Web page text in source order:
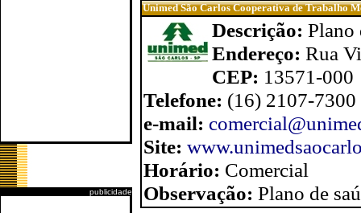
publicidade
Unimed São Carlos Cooperativa de Trabalho
Descrição: Plano
Endereço: Rua
CEP: 13571-000
Telefone: (16) 2107-7300
e-mail:
Site:
Horário: Comercial
Observação: Plano de